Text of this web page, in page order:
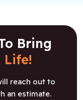
Bring
Life!
reach out to
an estimate.